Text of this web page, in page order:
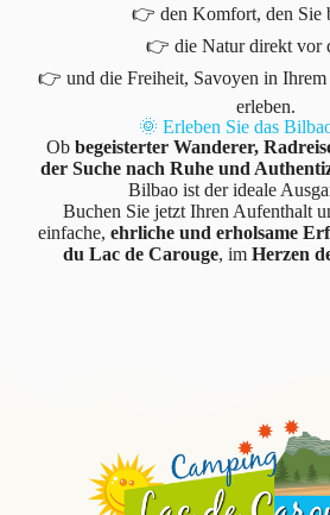
👉 den Komfort, den Sie
👉 die Natur direkt vor
👉 und die Freiheit, Savoyen in Ihrem
erleben.
🌞 Erleben Sie das
Ob begeisterter Wanderer,
der Suche nach Ruhe und
Bilbao ist der ideale
Buchen Sie jetzt Ihren Aufenthalt
einfache, ehrliche und erholsame
du Lac de Carouge, im Herzen